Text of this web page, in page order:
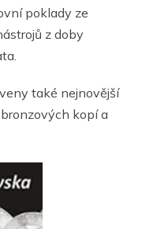
poklady ze
z doby
také nejnovější
kopí a